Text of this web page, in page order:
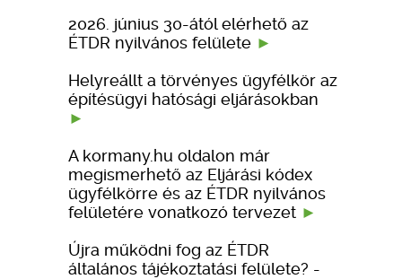
2026. június 30-ától elérhető az
ÉTDR nyilvános felülete
Helyreállt a törvényes ügyfélkör az
építésügyi hatósági eljárásokban
A kormany.hu oldalon már
megismerhető az Eljárási kódex
ügyfélkörre és az ÉTDR nyilvános
felületére vonatkozó tervezet
Újra működni fog az ÉTDR
általános tájékoztatási felülete? -